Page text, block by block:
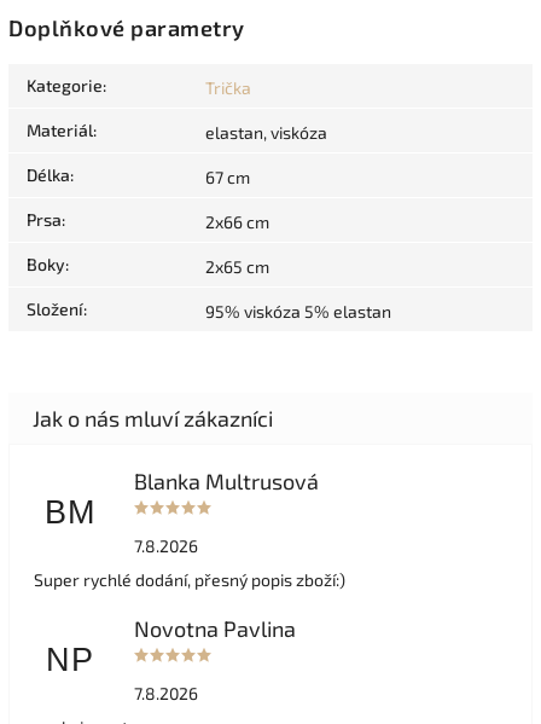
Doplňkové parametry
Kategorie: Trička
Materiál: elastan, viskóza
Délka: 67 cm
Prsa: 2x66 cm
Boky: 2x65 cm
Složení: 95% viskóza 5% elastan
BM
Blanka Multrusová
7.8.2026
Super rychlé dodání, přesný popis zboží:)
NP
Novotna Pavlina
7.8.2026